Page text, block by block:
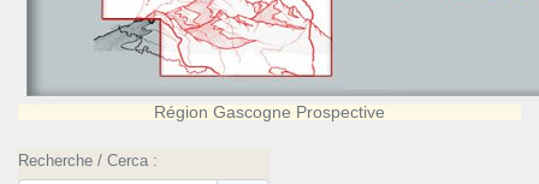
Région Gascogne Prospective
Recherche / Cerca :